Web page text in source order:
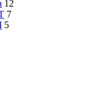
12
7
5